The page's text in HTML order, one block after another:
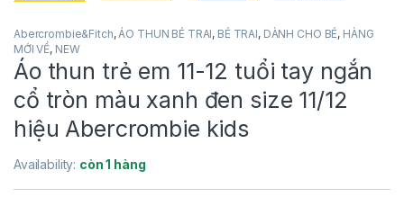
Abercrombie&Fitch,ÁO THUN BÉ TRAI, BÉ TRAI, DÀNH CHO BÉ, HÀNG
MỚI VỀ, NEW
Áo thun trẻ em 11-12 tuổi tay ngắn
cổ tròn màu xanh đen size 11/12
hiệu Abercrombie kids
Availability: còn 1 hàng